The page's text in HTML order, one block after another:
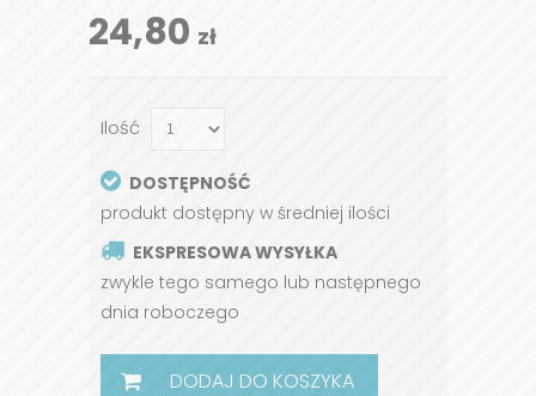
24,80 zł
Ilość
DOSTĘPNOŚĆ
produkt dostępny w średniej ilości
EKSPRESOWA WYSYŁKA
zwykle tego samego lub następnego
dnia roboczego
DODAJ DO KOSZYKA